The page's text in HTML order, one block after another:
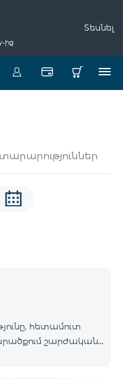
ից
Տեսնել
հետամուտ
շարժական